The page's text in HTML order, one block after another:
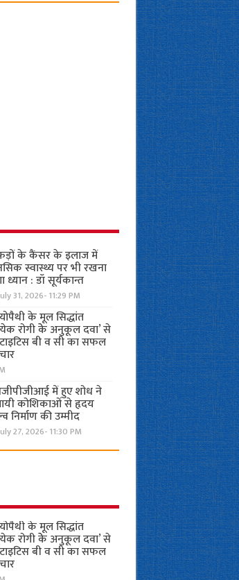
के कैंसर के इलाज में
स्वास्थ्य पर भी रखना
ध्यान : डॉ सूर्यकान्त
31, 2026- 11:29 PM
के मूल सिद्धांत
रोगी केे अनुकूल दवा’ से
बी व सी का सफल
में हुए शोध ने
कोशिकाओं से हृदय
निर्माण की उम्मीद
27, 2026- 11:30 PM
के मूल सिद्धांत
रोगी केे अनुकूल दवा’ से
बी व सी का सफल